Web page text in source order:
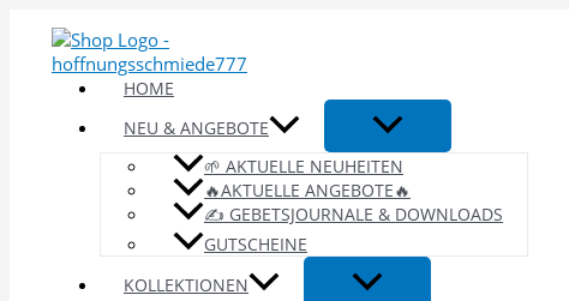
Inhalt
springen
HOME
NEU & ANGEBOTE
🌱 AKTUELLE NEUHEITEN
🔥AKTUELLE ANGEBOTE🔥
✍️ GEBETSJOURNALE & DOWNLOADS
GUTSCHEINE
KOLLEKTIONEN